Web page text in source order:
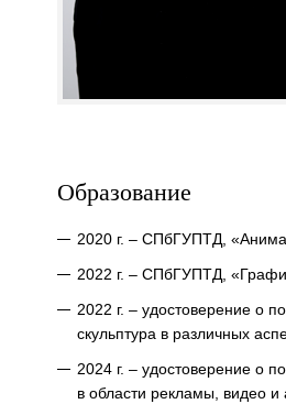
Образование
2020 г. – СПбГУПТД,
2022 г. – СПбГУПТД,
2022 г. – удостоверение о
скульптура в различных
2024 г. – удостоверение о
в области рекламы, видео